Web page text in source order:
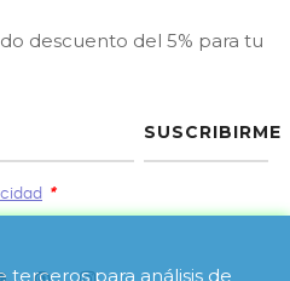
descuento del 5% para tu
SUSCRIBIRME
*
terceros para análisis de